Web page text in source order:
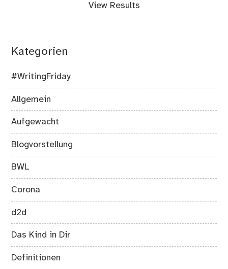
View Results
Kategorien
#WritingFriday
Allgemein
Aufgewacht
Blogvorstellung
BWL
Corona
d2d
Das Kind in Dir
Definitionen